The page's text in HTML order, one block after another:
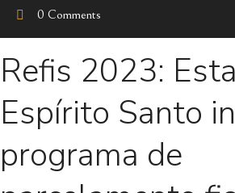
0 Comments
Refis 2023:
Espírito Santo
programa de